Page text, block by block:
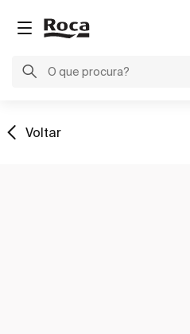
Voltar